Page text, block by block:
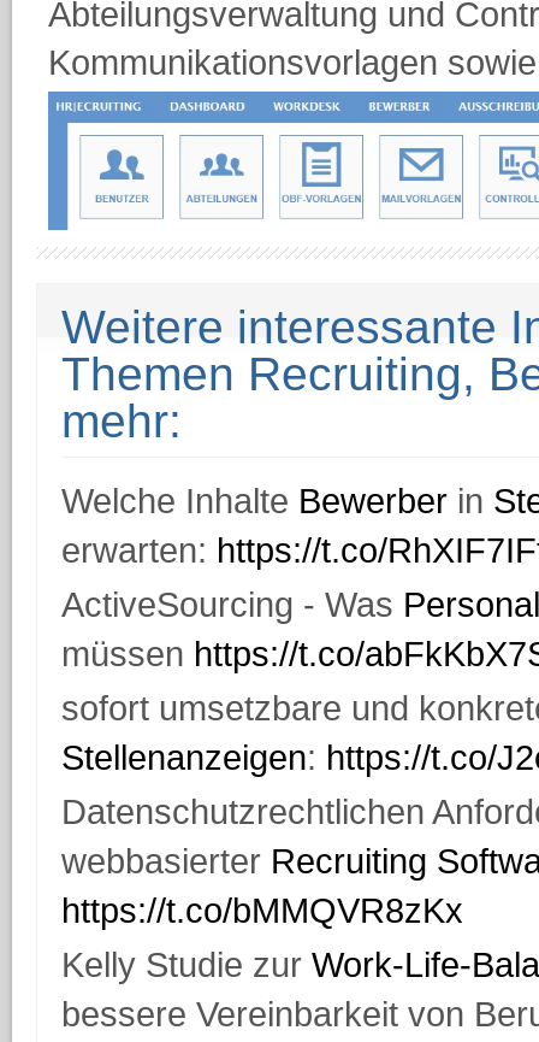
Abteilungsverwaltung und
Kommunikationsvorlagen
Weitere interessante
Themen Recruiting,
mehr:
Welche Inhalte Bewerber in
erwarten: https://t.co/
ActiveSourcing - Was
müssen https://t.co/
sofort umsetzbare und
Stellenanzeigen: https://t.co/
Datenschutzrechtlichen
webbasierter Recruiting
https://t.co/bMMQVR8zKx
Kelly Studie zur Work-Life-
bessere Vereinbarkeit von